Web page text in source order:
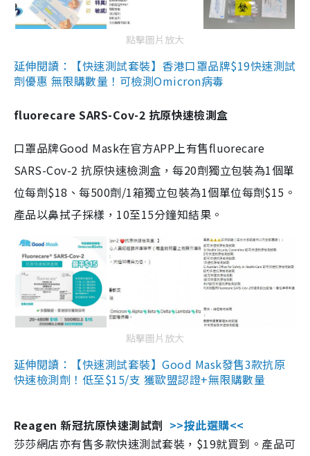
點擊圖片放大
延伸閱讀：【快速測試套裝】香港口罩品牌$19快速測試
劑優惠 無限購數量！可檢測Omicron病毒
fluorecare SARS-Cov-2 抗原快速檢測盒
口罩品牌Good Mask在官方APP上有售fluorecare
SARS-Cov-2 抗原快速檢測盒，每20劑獨立包裝為1個單
位每劑$18、每500劑/1箱獨立包裝為1個單位每劑$15。
產品以鼻拭子採樣，10至15分鐘知結果。
點擊圖片放大
延伸閱讀：【快速測試套裝】Good Mask發售3款抗原
快速檢測劑！低至$15/支 獲歐盟認證+無限購數量
Reagen 新冠抗原快速測試劑 >>按此選購<<
莎莎網店亦有售多款快速測試套裝，$19就買到。產品可